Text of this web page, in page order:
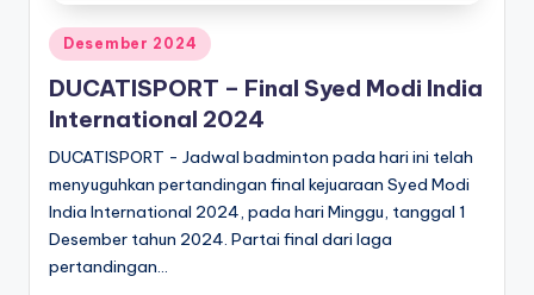
Posted
in
Desember 2024
DUCATISPORT – Final Syed Modi India
International 2024
DUCATISPORT - Jadwal badminton pada hari ini telah
menyuguhkan pertandingan final kejuaraan Syed Modi
India International 2024, pada hari Minggu, tanggal 1
Desember tahun 2024. Partai final dari laga
pertandingan…